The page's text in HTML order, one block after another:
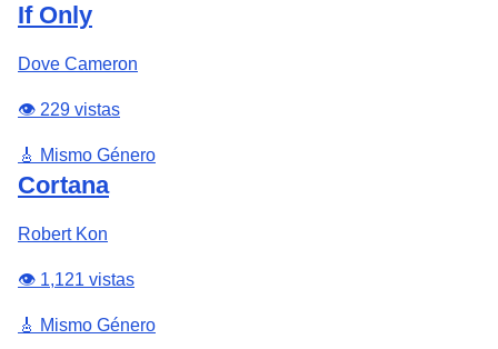
If Only
Dove Cameron
👁️ 229 vistas
🎸 Mismo Género
Cortana
Robert Kon
👁️ 1,121 vistas
🎸 Mismo Género